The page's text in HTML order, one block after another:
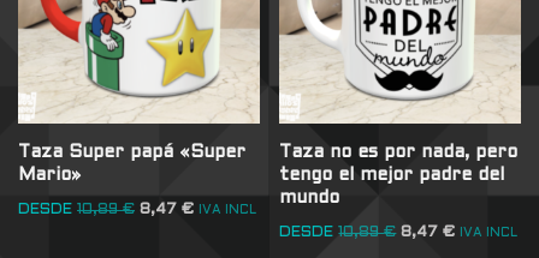
Taza Super papá «Super
Mario»
DESDE 10,89€ 8,47 € IVA INCL
Taza no es por nada, pero
tengo el mejor padre del
mundo
DESDE 10,89€ 8,47€ IVA INCL